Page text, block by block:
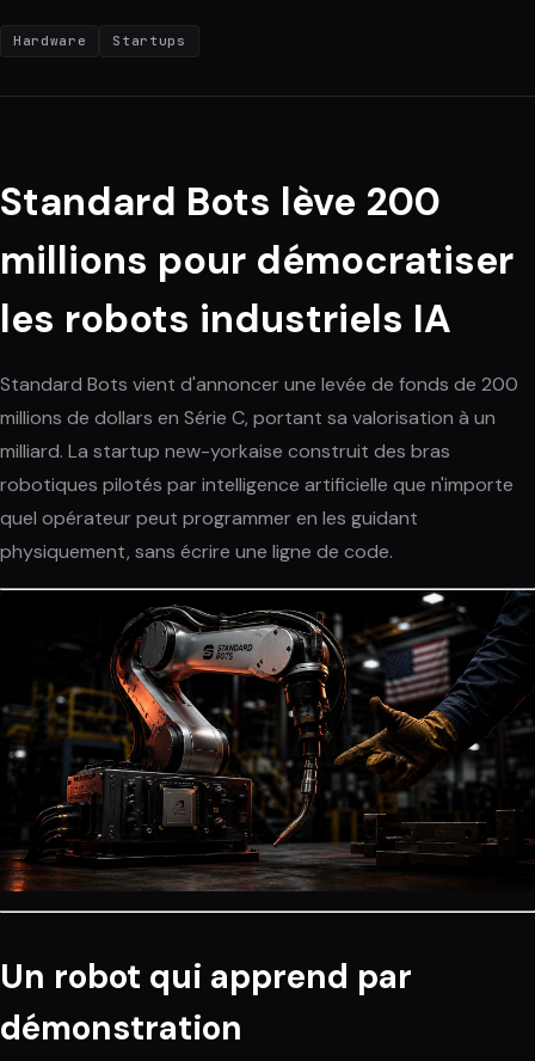
Hardware Startups
Standard Bots lève 200
millions pour démocratiser
les robots industriels IA
Standard Bots vient d'annoncer une levée de fonds de 200
millions de dollars en Série C, portant sa valorisation à un
milliard. La startup new-yorkaise construit des bras
robotiques pilotés par intelligence artificielle que n'importe
quel opérateur peut programmer en les guidant
physiquement, sans écrire une ligne de code.
Un robot qui apprend par
démonstration